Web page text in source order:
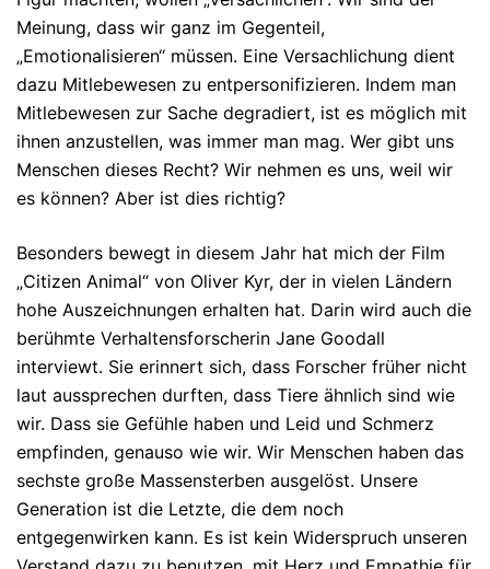
Meinung, dass wir ganz im Gegenteil,
„Emotionalisieren“ müssen. Eine Versachlichung dient
dazu Mitlebewesen zu entpersonifizieren. Indem man
Mitlebewesen zur Sache degradiert, ist es möglich mit
ihnen anzustellen, was immer man mag. Wer gibt uns
Menschen dieses Recht? Wir nehmen es uns, weil wir
es können? Aber ist dies richtig?
Besonders bewegt in diesem Jahr hat mich der Film
„Citizen Animal“ von Oliver Kyr, der in vielen Ländern
hohe Auszeichnungen erhalten hat. Darin wird auch die
berühmte Verhaltensforscherin Jane Goodall
interviewt. Sie erinnert sich, dass Forscher früher nicht
laut aussprechen durften, dass Tiere ähnlich sind wie
wir. Dass sie Gefühle haben und Leid und Schmerz
empfinden, genauso wie wir. Wir Menschen haben das
sechste große Massensterben ausgelöst. Unsere
Generation ist die Letzte, die dem noch
entgegenwirken kann. Es ist kein Widerspruch unseren